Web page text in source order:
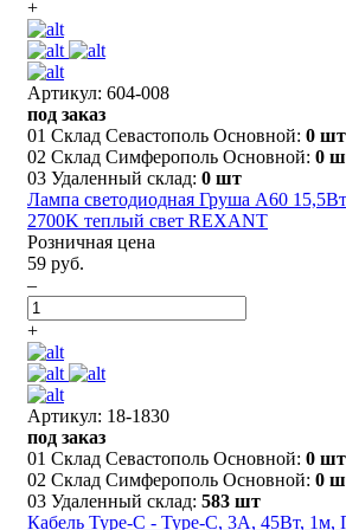
+
Артикул: 604-008
под заказ
01 Склад Севастополь Основной: 0 шт
02 Склад Симферополь Основной: 0
03 Удаленный склад: 0 шт
Лампа светодиодная Груша A60
2700K теплый свет REXANT
Розничная цена
59 руб.
–
+
Артикул: 18-1830
под заказ
01 Склад Севастополь Основной: 0 шт
02 Склад Симферополь Основной: 0
03 Удаленный склад: 583 шт
Кабель Type-C - Type-C, 3А, 45Вт,